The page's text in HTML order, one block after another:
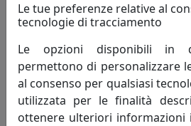
Le tue preferenze relative al
tecnologie di tracciamento
Le opzioni disponibili in
permettono di personalizzare
al consenso per qualsiasi
utilizzata per le finalità
ottenere ulteriori